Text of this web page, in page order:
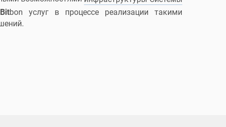
Bitbon услуг в процессе реализации такими